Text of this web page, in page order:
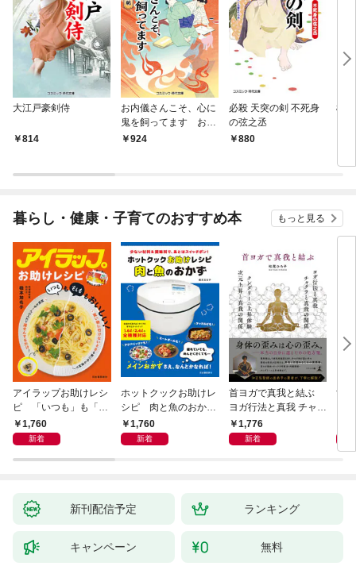
大江戸豪剣侍
814
お内儀さんこそ、心に
鬼を飼ってます おけ
いの戯作手帖
924
必殺 天突の剣 不死身
の弦之丞
880
極
暮らし・健康・子育てのおすすめ本 もっと見る
アイラップお助けレシ
ピ 「いつも」も「も
しも」もおいしい！
1,760
新着
ホットクックお助けレ
シピ 肉と魚のおか
ず 少ない材料＆調味
料で、あとはスイッチ
1,760
新着
首ヨガで真我と結ぶ
ヨガ行法と真我 チャク
ラと真我の関係 クンダ
リーニ上昇体験 次元上
1,776
新着
す
新刊配信予定 ランキング
キャンペーン 無料